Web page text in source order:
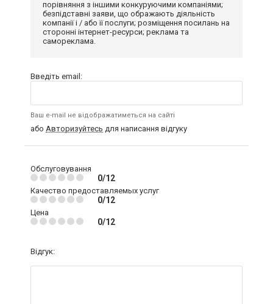
порівняння з іншими конкуруючими компаніями;
безпідставні заяви, що ображають діяльність
компанії і / або її послуги; розміщення посилань на
сторонні інтернет-ресурси; реклама та
самореклама.
Введіть email:
Ваш e-mail не відображатиметься на сайті
або Авторизуйтесь для написання відгуку
Обслуговування
0/12
Качество предоставляемых услуг
0/12
Цена
0/12
Відгук: